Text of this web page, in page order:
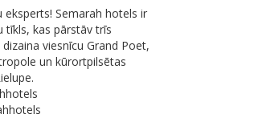
Semarah hotels ir
tīkls, kas pārstāv trīs
viesnīcu Grand Poet,
un kūrortpilsētas